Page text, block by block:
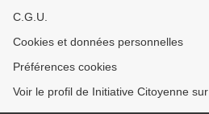
C.G.U.
Cookies et données personnelles
Préférences cookies
Voir le profil de Initiative Citoyenne